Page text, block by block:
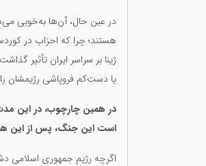
در عین حال، آن‌ها به‌خوبی
هستند؛ چرا که احزاب در
ژینا بر سراسر ایران تأثیر
یا دست‌کم فروپاشی رژیمشان را
در همین چارچوب، در این
است این جنگ، پس از این
اگرچه رژیم جمهوری اسلامی